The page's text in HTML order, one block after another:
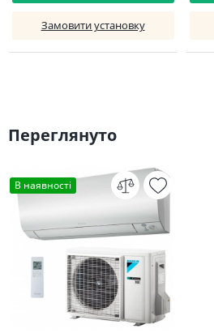
Замовити установку
Переглянуто
В наявності